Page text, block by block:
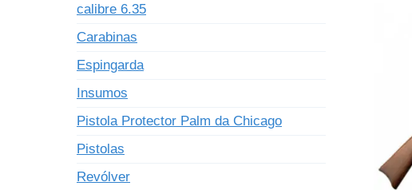
calibre 6.35
Carabinas
Espingarda
Insumos
Pistola Protector Palm da Chicago
Pistolas
Revólver